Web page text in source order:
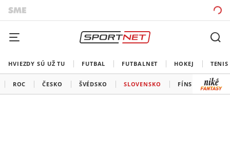
HVIEZDY SÚ UŽ TU FUTBAL FUTBALNET HOKEJ TENIS
ROC ČESKO ŠVÉDSKO SLOVENSKO FÍNSKO